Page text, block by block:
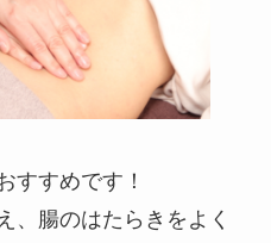
すすめです！
、腸のはたらきをよく